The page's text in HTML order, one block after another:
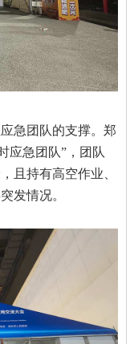
急团队的支撑。郑
应急团队”，团队
且持有高空作业、
发情况。